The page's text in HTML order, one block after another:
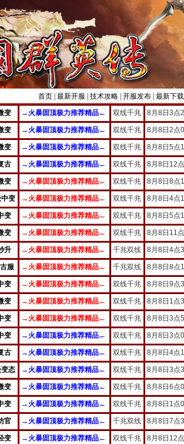
首页| 最新开服 技术攻略| 开服发布| 最新下载